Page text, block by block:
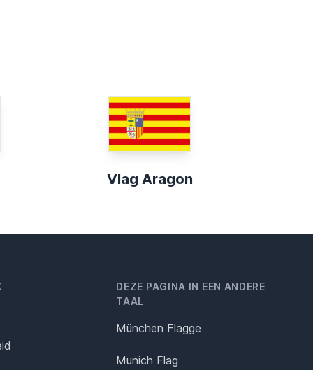
Vlag Aragon
DEZE PAGINA IN EEN ANDERE
TAAL
München Flagge
Munich Flag